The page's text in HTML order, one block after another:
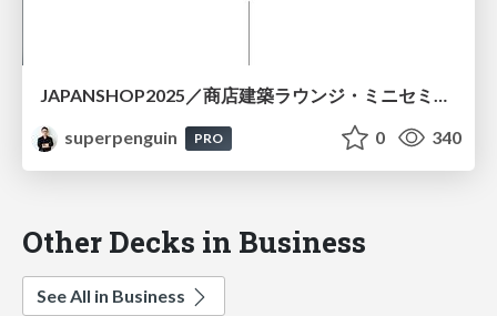
JAPANSHOP2025／商店建築ラウンジ・ミニセミナー資料
superpenguin
PRO 0 340
Other Decks in Business
See All in Business